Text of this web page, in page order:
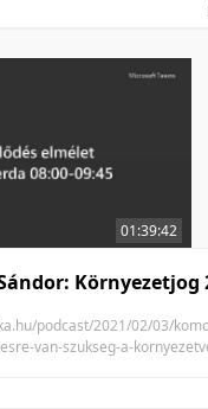
01:39:42
Környezetjog
podcast/2021/02/03/
van-szukseg-a-